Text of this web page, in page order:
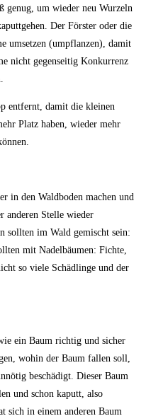
genug, um wieder neu Wurzeln
Der Förster oder die
umsetzen (umpflanzen), damit
nicht gegenseitig Konkurrenz
entfernt, damit die kleinen
Platz haben, wieder mehr
in den Waldboden machen und
anderen Stelle wieder
sollten im Wald gemischt sein:
mit Nadelbäumen: Fichte,
so viele Schädlinge und der
ein Baum richtig und sicher
wohin der Baum fallen soll,
beschädigt. Dieser Baum
und schon kaputt, also
sich in einem anderen Baum